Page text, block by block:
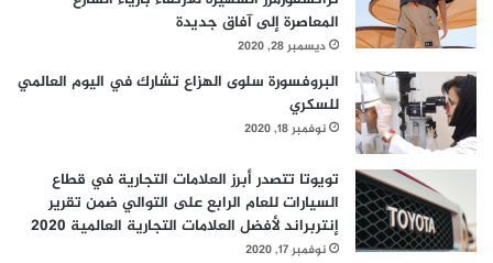
المعاصرة إلى آفاق جديدة
ديسمبر 28, 2020
البروفسورة سلوى الهزاع تشارك في اليوم العالمي
للسكري
نوفمبر 18, 2020
تويوتا تتصدر أبرز العلامات التجارية في قطاع
السيارات للعام الرابع على التوالي ضمن تقرير
إنتربراند لأفضل العلامات التجارية العالمية 2020
نوفمبر 17, 2020